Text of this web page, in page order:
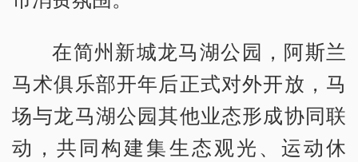
在简州新城龙马湖公园，阿斯兰
马术俱乐部开年后正式对外开放，马
场与龙马湖公园其他业态形成协同联
动，共同构建集生态观光、运动休